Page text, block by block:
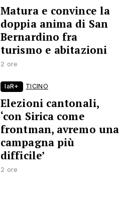
Matura e convince la
doppia anima di San
Bernardino fra
turismo e abitazioni
2 ore
laR+ TICINO
Elezioni cantonali,
‘con Sirica come
frontman, avremo una
campagna più
difficile’
2 ore